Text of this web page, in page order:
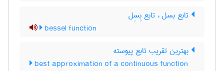
تابع بسل ، تابع بِسِل
bessel function
بهترین تقریب تابع پیوسته
best approximation of a continuous function